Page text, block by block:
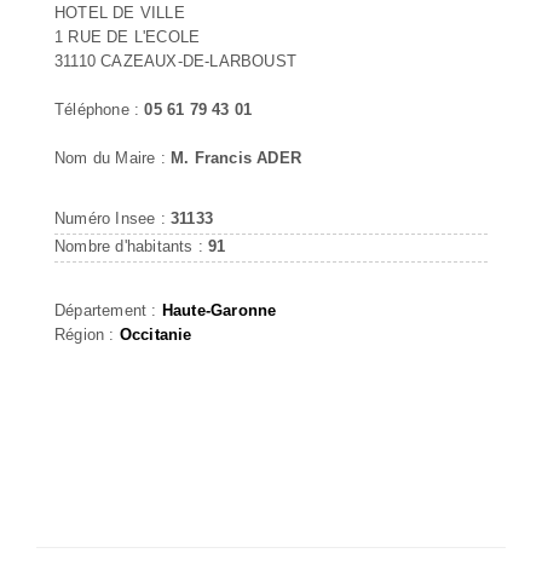
HOTEL DE VILLE
1 RUE DE L'ECOLE
31110 CAZEAUX-DE-LARBOUST
Téléphone :05 61 79 43 01
Nom du Maire : M. Francis ADER
Numéro Insee : 31133
Nombre d'habitants :91
Département : Haute-Garonne
Région : Occitanie